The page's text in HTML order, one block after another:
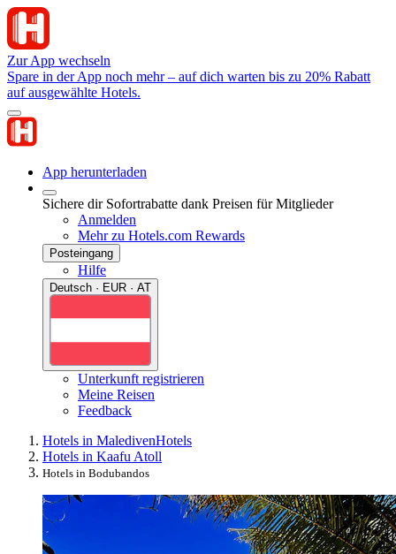
Zur App wechseln
Spare in der App noch mehr – auf dich warten bis zu 20% Rabatt
auf ausgewählte Hotels.
App herunterladen
Sichere dir Sofortrabatte dank Preisen für Mitglieder
Anmelden
Mehr zu Hotels.com Rewards
Posteingang
Hilfe
Deutsch · EUR · AT
Unterkunft registrieren
Meine Reisen
Feedback
Hotels in MaledivenHotels
Hotels in Kaafu Atoll
Hotels in Bodubandos